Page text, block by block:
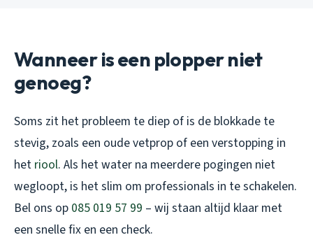
Wanneer is een plopper niet
genoeg?
Soms zit het probleem te diep of is de blokkade te
stevig, zoals een oude vetprop of een verstopping in
het riool. Als het water na meerdere pogingen niet
wegloopt, is het slim om professionals in te schakelen.
Bel ons op 085 019 57 99 – wij staan altijd klaar met
een snelle fix en een check.